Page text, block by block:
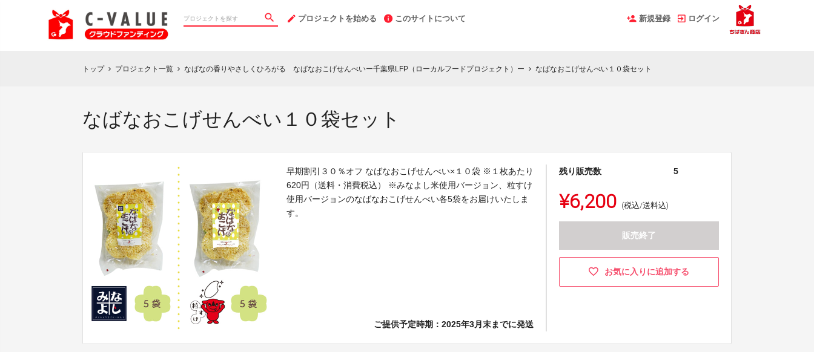
プロジェクトを始める このサイトについて 新規登録 ログイン
トップ chevron_right プロジェクト一覧 chevron_right なばなの香りやさしくひろがる なばなおこげせんべいー千葉県LFP（ローカルフードプロジェクト）ー chevron_right なばなおこげせんべい１０袋セット
なばなおこげせんべい１０袋セット
早期割引３０％オフ なばなおこげせんべい×１０袋 ※１枚あたり
620円（送料・消費税込） ※みなよし米使用バージョン、粒すけ
使用バージョンのなばなおこげせんべい各5袋をお届けいたしま
す。
ご提供予定時期：2025年3月末までに発送
残り販売数 5
¥6,200 (税込/送料込)
販売終了
お気に入りに追加する